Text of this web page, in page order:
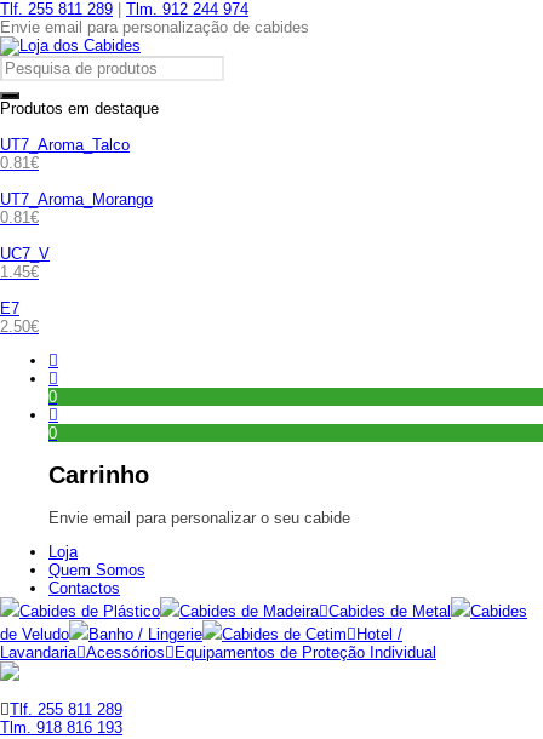
Tlf. 255 811 289
Tlm. 912 244 974
Envie email para personalização de cabides
Produtos em destaque
UT7_Aroma_Talco
0.81€
UT7_Aroma_Morango
0.81€
UC7_V
1.45€
E7
2.50€
0
0
Carrinho
Envie email para personalizar o seu cabide
Loja
Quem Somos
Contactos
Cabides de Plástico
Cabides de Madeira Cabides de Metal
Cabides
de Veludo
Banho / Lingerie Cabides de Cetim
Hotel /
Lavandaria Acessórios Equipamentos de Proteção Individual
Tlf. 255 811 289
Tlm. 918 816 193